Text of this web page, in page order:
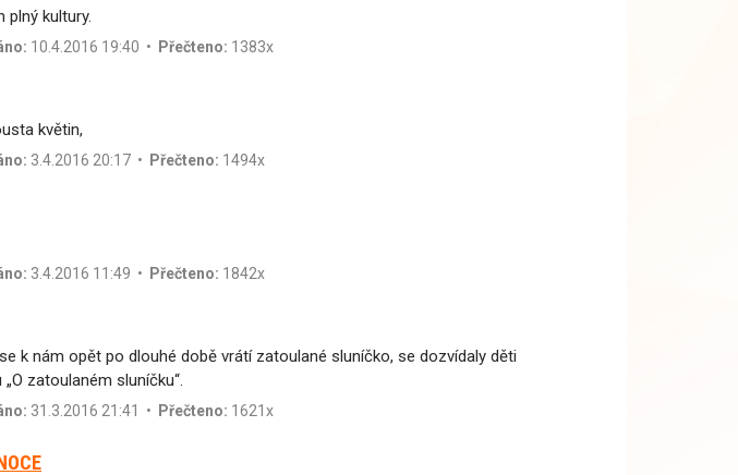
plný kultury.
10.4.2016 19:40 • Přečteno: 1383x
květin,
3.4.2016 20:17 • Přečteno: 1494x
3.4.2016 11:49 • Přečteno: 1842x
k nám opět po dlouhé době vrátí zatoulané sluníčko, se dozvídaly děti
zatoulaném sluníčku“.
31.3.2016 21:41 • Přečteno: 1621x